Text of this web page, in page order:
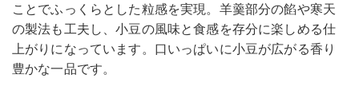
ことでふっくらとした粒感を実現。羊羹部分の餡や寒天
の製法も工夫し、小豆の風味と食感を存分に楽しめる仕
上がりになっています。口いっぱいに小豆が広がる香り
豊かな一品です。